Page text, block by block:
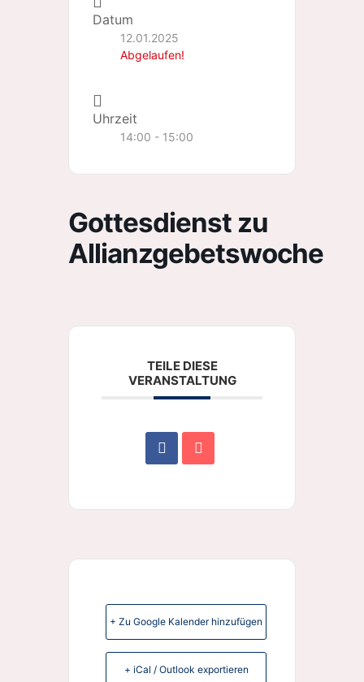
Datum
12.01.2025
Abgelaufen!
Uhrzeit
14:00 - 15:00
Gottesdienst zu
Allianzgebetswoche
TEILE DIESE
VERANSTALTUNG
+ Zu Google Kalender hinzufügen
+ iCal / Outlook exportieren